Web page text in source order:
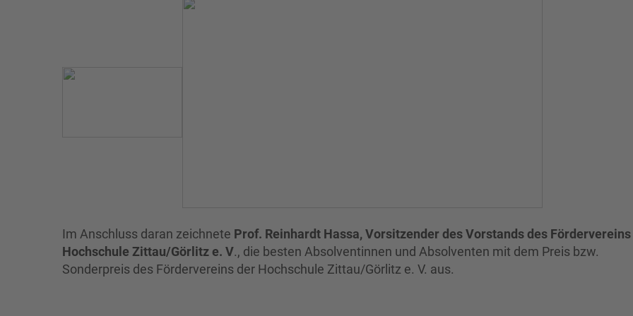
Im Anschluss daran zeichnete Prof. Reinhardt Hassa, Vorsitzender des Vorstands des
Hochschule Zittau/Görlitz e. V., die besten Absolventinnen und Absolventen mit dem Preis bzw.
Sonderpreis des Fördervereins der Hochschule Zittau/Görlitz e. V. aus.